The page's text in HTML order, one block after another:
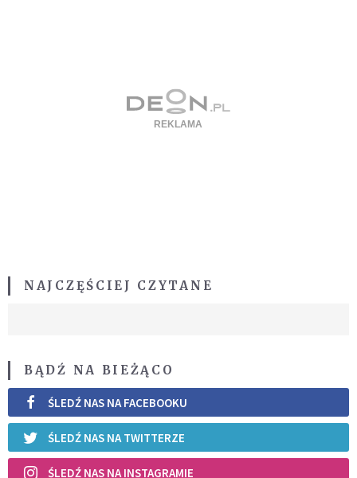
NAJCZĘŚCIEJ CZYTANE
BĄDŹ NA BIEŻĄCO
ŚLEDŹ NAS NA FACEBOOKU
ŚLEDŹ NAS NA TWITTERZE
ŚLEDŹ NAS NA INSTAGRAMIE